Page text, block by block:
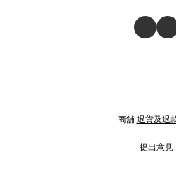
商舖 退貨及退
提出意見